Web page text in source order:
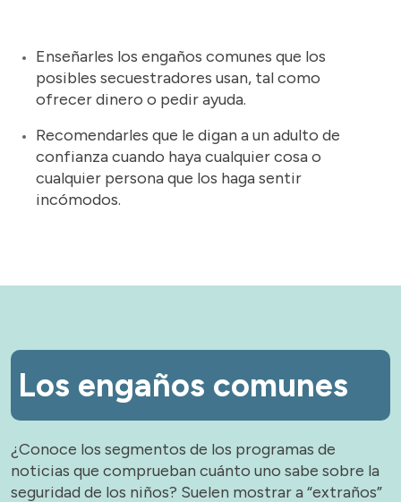
Enseñarles los engaños comunes que los
posibles secuestradores usan, tal como
ofrecer dinero o pedir ayuda.
Recomendarles que le digan a un adulto de
confianza cuando haya cualquier cosa o
cualquier persona que los haga sentir
incómodos.
Los engaños comunes
¿Conoce los segmentos de los programas de
noticias que comprueban cuánto uno sabe sobre la
seguridad de los niños? Suelen mostrar a “extraños”